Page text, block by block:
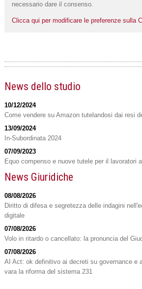
necessario dare il consenso.
Clicca qui per modificare le preferenze sulla
News dello studio
10/12/2024
Come vendere su Amazon tutelandosi dai resi
13/09/2024
In-Subordinata 2024
07/09/2023
Equo compenso e nuove tutele per il lavoratori
News Giuridiche
08/08/2026
Diritto di difesa e segretezza delle indagini
digitale
07/08/2026
Volo in ritardo o cancellato: la pronuncia del
07/08/2026
AI Act: ok definitivo ai decreti su governance e
vara la riforma del sistema 231